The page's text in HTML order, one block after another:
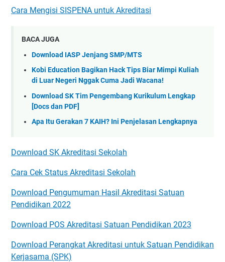
Cara Mengisi SISPENA untuk Akreditasi
BACA JUGA
Download IASP Jenjang SMP/MTS
Kobi Education Bagikan Hack Tips Biar Mimpi Kuliah
di Luar Negeri Nggak Cuma Jadi Wacana!
Download SK Tim Pengembang Kurikulum Lengkap
[Docs dan PDF]
Apa Itu Gerakan 7 KAIH? Ini Penjelasan Lengkapnya
Download SK Akreditasi Sekolah
Cara Cek Status Akreditasi Sekolah
Download Pengumuman Hasil Akreditasi Satuan
Pendidikan 2022
Download POS Akreditasi Satuan Pendidikan 2023
Download Perangkat Akreditasi untuk Satuan Pendidikan
Kerjasama (SPK)